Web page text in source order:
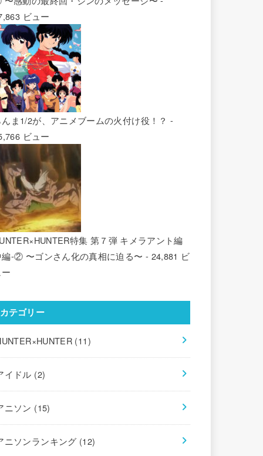
ビュー
ま1/2が、アニメブームの火付け役！？ -
ビュー
特集 第７弾 キメラアント編
編-② 〜ゴンさん化の真相に迫る〜 - 24,881 ビ
カテゴリー
(11)
イドル (2)
ニソン (15)
ニソンランキング (12)